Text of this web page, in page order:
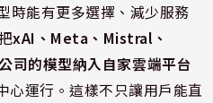
時能有更多選擇、減少服務
xAI、Meta、Mistral、
司的模型納入自家雲端平台
心運行。這樣不只讓用戶能直